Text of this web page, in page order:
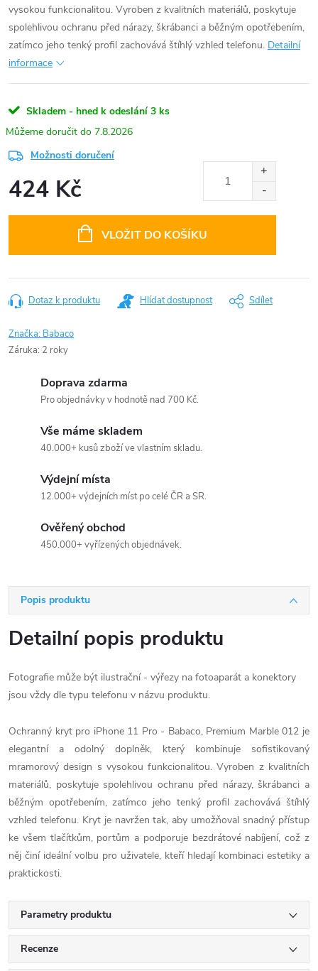
vysokou funkcionalitou. Vyroben z kvalitních materiálů, poskytuje
spolehlivou ochranu před nárazy, škrábanci a běžným opotřebením,
zatímco jeho tenký profil zachovává štíhlý vzhled telefonu. Detailní
informace
Skladem - hned k odeslání 3 ks
7.8.2026
Možnosti doručení
424 Kč
VLOŽIT DO KOŠÍKU
Dotaz k produktu Hlídat dostupnost Sdílet
Značka: Babaco
Záruka: 2 roky
Doprava zdarma
Pro objednávky v hodnotě nad 700 Kč.
Vše máme skladem
40.000+ kusů zboží ve vlastním skladu.
Výdejní místa
12.000+ výdejních míst po celé ČR a SR.
Ověřený obchod
450.000+ vyřízených objednávek.
Popis produktu
Detailní popis produktu
Fotografie může být ilustrační - výřezy na fotoaparát a konektory
jsou vždy dle typu telefonu v názvu produktu.
Ochranný kryt pro iPhone 11 Pro - Babaco, Premium Marble 012 je
elegantní a odolný doplněk, který kombinuje sofistikovaný
mramorový design s vysokou funkcionalitou. Vyroben z kvalitních
materiálů, poskytuje spolehlivou ochranu před nárazy, škrábanci a
běžným opotřebením, zatímco jeho tenký profil zachovává štíhlý
vzhled telefonu. Kryt je navržen tak, aby umožňoval snadný přístup
ke všem tlačítkům, portům a podporuje bezdrátové nabíjení, což z
něj činí ideální volbu pro uživatele, kteří hledají kombinaci estetiky a
praktickosti.
Parametry produktu
Recenze